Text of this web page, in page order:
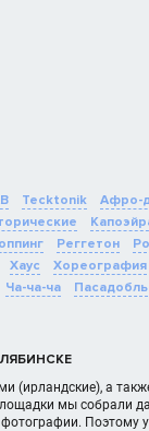
Tecktonik Афро-
Реггетон
Хаус Хореография
Ча-ча-ча Пасадобль
(ирландские), а
мы собрали
Поэтому